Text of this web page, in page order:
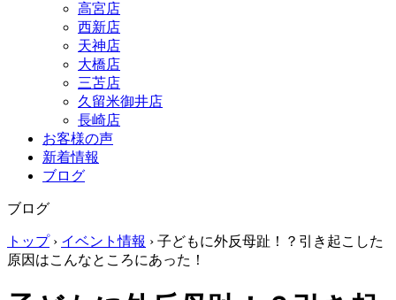
高宮店
西新店
天神店
大橋店
三苫店
久留米御井店
長崎店
お客様の声
新着情報
ブログ
ブログ
トップ› イベント情報 › 子どもに外反母趾！？引き起こした
原因はこんなところにあった！